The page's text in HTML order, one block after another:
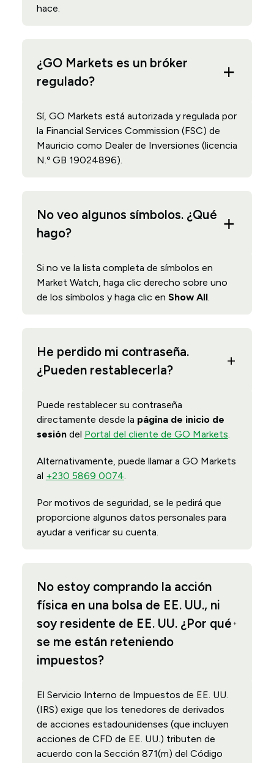
hace.
¿GO Markets es un bróker
regulado?
Sí, GO Markets está autorizada y regulada por
la Financial Services Commission (FSC) de
Mauricio como Dealer de Inversiones (licencia
N.º GB 19024896).
No veo algunos símbolos. ¿Qué
hago?
Si no ve la lista completa de símbolos en
Market Watch, haga clic derecho sobre uno
de los símbolos y haga clic en Show All.
He perdido mi contraseña.
¿Pueden restablecerla?
Puede restablecer su contraseña
directamente desde la página de inicio de
sesióndel Portal del cliente de GO Markets.
Alternativamente, puede llamar a GO Markets
al +230 5869 0074.
Por motivos de seguridad, se le pedirá que
proporcione algunos datos personales para
ayudar a verificar su cuenta.
No estoy comprando la acción
física en una bolsa de EE. UU., ni
soy residente de EE. UU. ¿Por qué
se me están reteniendo
impuestos?
El Servicio Interno de Impuestos de EE. UU.
(IRS) exige que los tenedores de derivados
de acciones estadounidenses (que incluyen
acciones de CFD de EE. UU.) tributen de
acuerdo con la Sección 871(m) del Código